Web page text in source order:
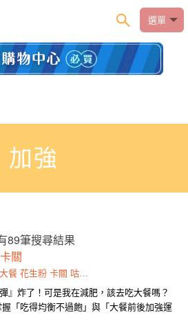
選單
加強
89筆搜尋結果
關
大餐 花生粉 卡關 咕嚕
』炸了！可是我在減肥，該去吃大餐嗎？
「吃得均衡不過飽」與「大餐前後加強運